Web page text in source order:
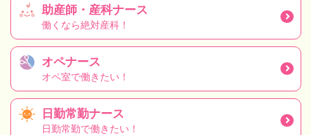
助産師・産科ナース
働くなら絶対産科！
オペナース
オペ室で働きたい！
日勤常勤ナース
日勤常勤で働きたい！